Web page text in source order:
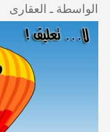
الواسطة ـ العقارى